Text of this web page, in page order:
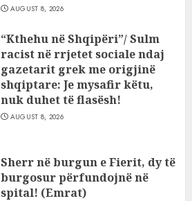
AUGUST 8, 2026
“Kthehu në Shqipëri”/ Sulm
racist në rrjetet sociale ndaj
gazetarit grek me origjinë
shqiptare: Je mysafir këtu,
nuk duhet të flasësh!
AUGUST 8, 2026
Sherr në burgun e Fierit, dy të
burgosur përfundojnë në
spital! (Emrat)